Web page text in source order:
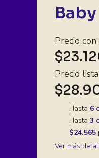
Precio
Precio lista
Hasta 6
Hasta3
$24.565
Ver más